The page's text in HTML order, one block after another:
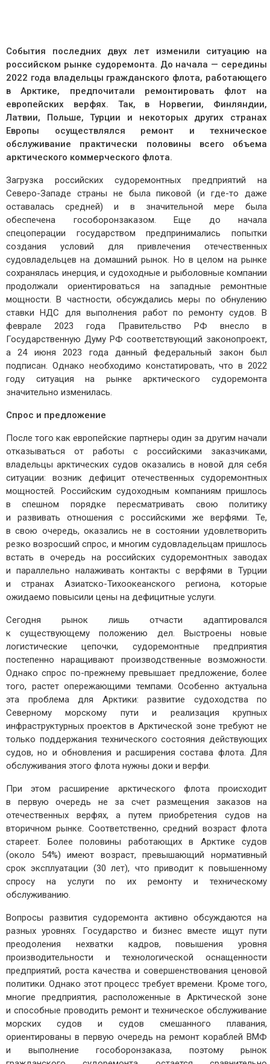
События последних двух лет изменили ситуацию на
российском рынке судоремонта. До начала — середины
2022 года владельцы гражданского флота, работающего
в Арктике, предпочитали ремонтировать флот на
европейских верфях. Так, в Норвегии, Финляндии,
Латвии, Польше, Турции и некоторых других странах
Европы осуществлялся ремонт и техническое
обслуживание практически половины всего объема
арктического коммерческого флота.
Загрузка российских судоремонтных предприятий на
Северо-Западе страны не была пиковой (и где-то даже
оставалась средней) и в значительной мере была
обеспечена гособоронзаказом. Еще до начала
спецоперации государством предпринимались попытки
создания условий для привлечения отечественных
судовладельцев на домашний рынок. Но в целом на рынке
сохранялась инерция, и судоходные и рыболовные компании
продолжали ориентироваться на западные ремонтные
мощности. В частности, обсуждались меры по обнулению
ставки НДС для выполнения работ по ремонту судов. В
феврале 2023 года Правительство РФ внесло в
Государственную Думу РФ соответствующий законопроект,
а 24 июня 2023 года данный федеральный закон был
подписан. Однако необходимо констатировать, что в 2022
году ситуация на рынке арктического судоремонта
значительно изменилась.
Спрос и предложение
После того как европейские партнеры один за другим начали
отказываться от работы с российскими заказчиками,
владельцы арктических судов оказались в новой для себя
ситуации: возник дефицит отечественных судоремонтных
мощностей. Российским судоходным компаниям пришлось
в спешном порядке пересматривать свою политику
и развивать отношения с российскими же верфями. Те,
в свою очередь, оказались не в состоянии удовлетворить
резко возросший спрос, и многим судовладельцам пришлось
встать в очередь на российских судоремонтных заводах
и параллельно налаживать контакты с верфями в Турции
и странах Азиатско-­Тихоокеанского региона, которые
ожидаемо повысили цены на дефицитные услуги.
Сегодня рынок лишь отчасти адаптировался
к существующему положению дел. Выстроены новые
логистические цепочки, судоремонтные предприятия
постепенно наращивают производственные возможности.
Однако спрос по-прежнему превышает предложение, более
того, растет опережающими темпами. Особенно актуальна
эта проблема для Арктики: развитие судоходства по
Северному морскому пути и реализация крупных
инфраструктурных проектов в Арктической зоне требуют не
только поддержания технического состояния действующих
судов, но и обновления и расширения состава флота. Для
обслуживания этого флота нужны доки и верфи.
При этом расширение арктического флота происходит
в первую очередь не за счет размещения заказов на
отечественных верфях, а путем приобретения судов на
вторичном рынке. Соответственно, средний возраст флота
стареет. Более половины работающих в Арктике судов
(около 54%) имеют возраст, превышающий нормативный
срок эксплуатации (30 лет), что приводит к повышенному
спросу на услуги по их ремонту и техническому
обслуживанию.
Вопросы развития судоремонта активно обсуждаются на
разных уровнях. Государство и бизнес вместе ищут пути
преодоления нехватки кадров, повышения уровня
производительности и технологической оснащенности
предприятий, роста качества и совершенствования ценовой
политики. Однако этот процесс требует времени. Кроме того,
многие предприятия, расположенные в Арктической зоне
и способные проводить ремонт и техническое обслуживание
морских судов и судов смешанного плавания,
ориентированы в первую очередь на ремонт кораблей ВМФ
и выполнение гособоронзаказа, поэтому рынок